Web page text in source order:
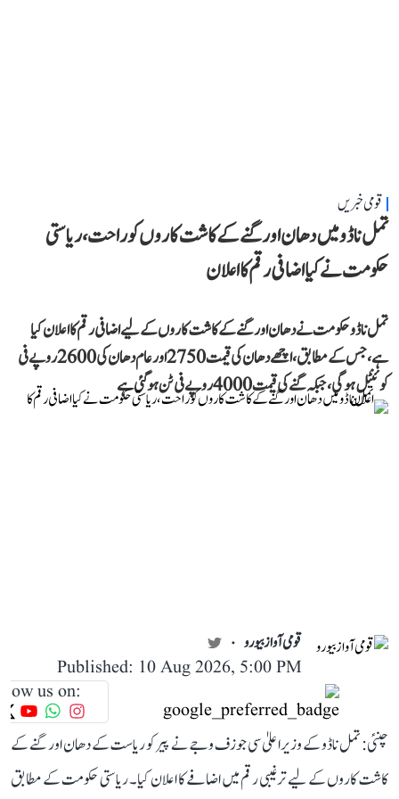
قومی خبریں
تمل ناڈو میں دھان اور گنے کے کاشت کاروں کو راحت، ریاستی
حکومت نے کیا اضافی رقم کا اعلان
تمل ناڈو حکومت نے دھان اور گنے کے کاشت کاروں کے لیے اضافی رقم کا اعلان کیا
ہے، جس کے مطابق، اچھے دھان کی قیمت 2750 اور عام دھان کی 2600 روپے فی
کوئنٹل ہوگی، جبکہ گنے کی قیمت 4000 روپے فی ٹن ہو گئی ہے
قومی آواز بیورو
Published: 10 Aug 2026, 5:00 PM
us on:
چنئی: تمل ناڈو کے وزیر اعلیٰ سی جوزف وجے نے پیر کو ریاست کے دھان اور گنے کے
کاشت کاروں کے لیے ترغیبی رقم میں اضافے کا اعلان کیا۔ ریاستی حکومت کے مطابق